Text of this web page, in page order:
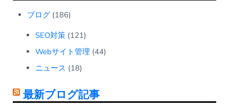
ブログ (186)
SEO対策 (121)
Webサイト管理 (44)
ニュース (18)
最新ブログ記事